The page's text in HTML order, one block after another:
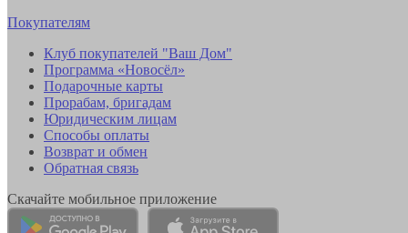
Покупателям
Клуб покупателей "Ваш Дом"
Программа «Новосёл»
Подарочные карты
Прорабам, бригадам
Юридическим лицам
Способы оплаты
Возврат и обмен
Обратная связь
Скачайте мобильное приложение